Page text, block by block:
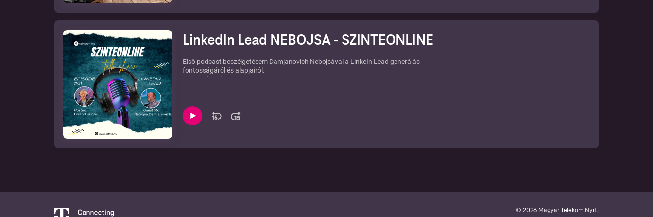
LinkedIn Lead NEBOJSA - SZINTEONLINE
Első podcast beszélgetésem Damjanovich Nebojsával a LinkeIn Lead generálás
fontosságáról és alapjairól.
www.szinte.hu
© 2026 Magyar Telekom Nyrt.